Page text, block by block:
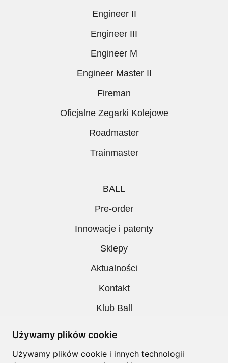
Używamy plików cookie
Używamy plików cookie i innych technologii
Engineer II
Engineer III
Engineer M
Engineer Master II
Fireman
Oficjalne Zegarki Kolejowe
Roadmaster
Trainmaster
BALL
Pre-order
Innowacje i patenty
Sklepy
Aktualności
Kontakt
Klub Ball